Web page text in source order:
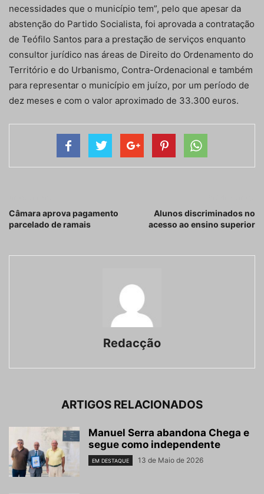
necessidades que o município tem”, pelo que apesar da
abstenção do Partido Socialista, foi aprovada a contratação
de Teófilo Santos para a prestação de serviços enquanto
consultor jurídico nas áreas de Direito do Ordenamento do
Território e do Urbanismo, Contra-Ordenacional e também
para representar o município em juízo, por um período de
dez meses e com o valor aproximado de 33.300 euros.
Câmara aprova pagamento
parcelado de ramais
Alunos discriminados no
acesso ao ensino superior
Redacção
ARTIGOS RELACIONADOS
Manuel Serra abandona Chega e
segue como independente
EM DESTAQUE 13 de Maio de 2026